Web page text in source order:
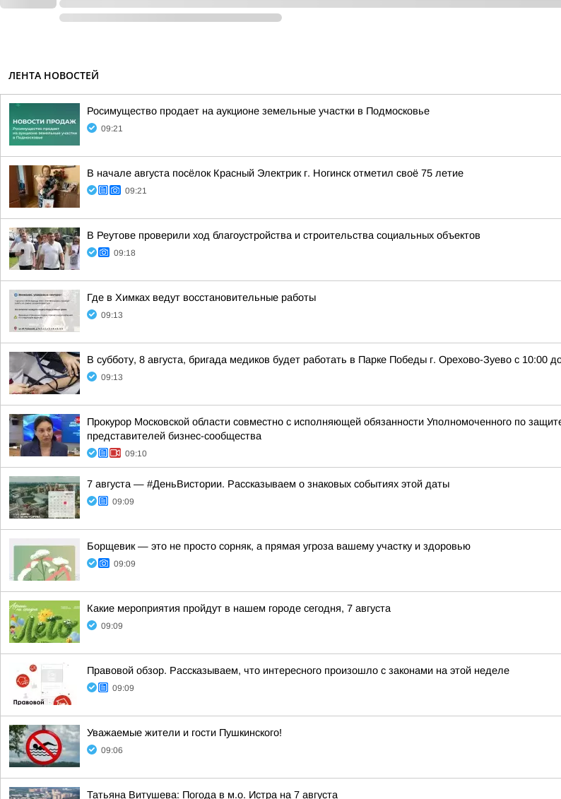
ЛЕНТА НОВОСТЕЙ
Росимущество продает на аукционе земельные участки в Подмосковье
09:21
В начале августа посёлок Красный Электрик г. Ногинск отметил своё 75 летие
09:21
В Реутове проверили ход благоустройства и строительства социальных объектов
09:18
Где в Химках ведут восстановительные работы
09:13
В субботу, 8 августа, бригада медиков будет работать в Парке Победы г. Орехово-Зуево с 10:00
09:13
Прокурор Московской области совместно с исполняющей обязанности Уполномоченного по
представителей бизнес-сообщества
09:10
7 августа — #ДеньВистории. Рассказываем о знаковых событиях этой даты
09:09
Борщевик — это не просто сорняк, а прямая угроза вашему участку и здоровью
09:09
Какие мероприятия пройдут в нашем городе сегодня, 7 августа
09:09
Правовой обзор. Рассказываем, что интересного произошло с законами на этой неделе
09:09
Уважаемые жители и гости Пушкинского!
09:06
Татьяна Витушева: Погода в м.о. Истра на 7 августа